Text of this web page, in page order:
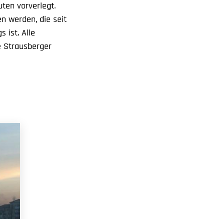
vorverlegt.
werden, die seit
ist. Alle
Strausberger